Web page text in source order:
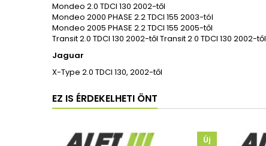
Mondeo 2.0 TDCI 130 2002-től
Mondeo 2000 PHASE 2.2 TDCI 155 2003-tól
Mondeo 2005 PHASE 2.2 TDCI 155 2005-től
Transit 2.0 TDCI 130 2002-től Transit 2 0 TDCI 130 2002-től
Jaguar
X-Type 2.0 TDCI 130, 2002-től
EZ IS ÉRDEKELHETI ÖNT
Új